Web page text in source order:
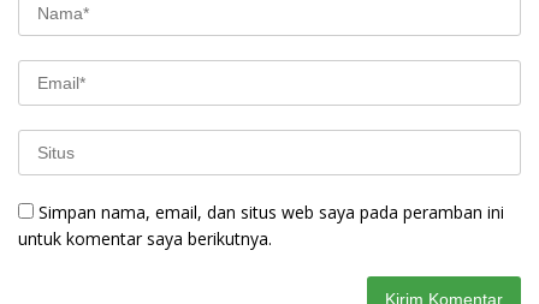
Simpan nama, email, dan situs web saya pada peramban ini
untuk komentar saya berikutnya.